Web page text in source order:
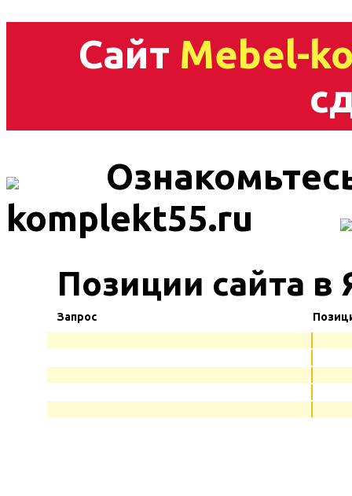
Сайт Mebel-
komplekt55.ru
Позиции сайта
Запрос